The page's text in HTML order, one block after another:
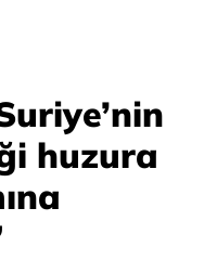
huzura